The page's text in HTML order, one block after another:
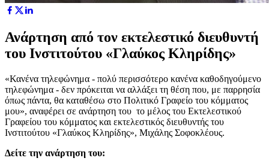
Ανάρτηση από τον εκτελεστικό διευθυντή
του Ινστιτούτου «Γλαύκος Κληρίδης»
«Κανένα τηλεφώνημα - πολύ περισσότερο κανένα καθοδηγούμενο
τηλεφώνημα - δεν πρόκειται να αλλάξει τη θέση που, με παρρησία
όπως πάντα, θα καταθέσω στο Πολιτικό Γραφείο του κόμματος
μου», αναφέρει σε ανάρτηση του το μέλος του Εκτελεστικού
Γραφείου του κόμματος και εκτελεστικός διευθυντής του
Ινστιτούτου «Γλαύκος Κληρίδης», Μιχάλης Σοφοκλέους.
Δείτε την ανάρτηση του: